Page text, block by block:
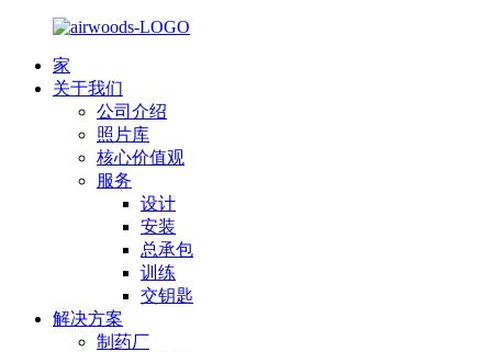
家
关于我们
公司介绍
照片库
核心价值观
服务
设计
安装
总承包
训练
交钥匙
解决方案
制药厂